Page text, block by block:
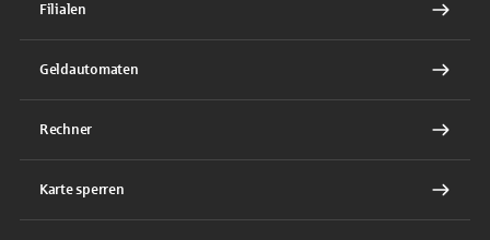
Filialen
Geldautomaten
Rechner
Karte sperren